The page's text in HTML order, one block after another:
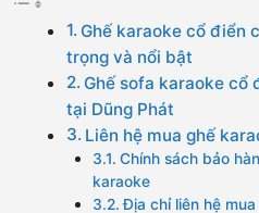
Ghế karaoke cổ điển
trọng và nổi bật
Ghế sofa karaoke cổ
tại Dũng Phát
Liên hệ mua ghế
Chính sách bảo
karaoke
Địa chỉ liên hệ